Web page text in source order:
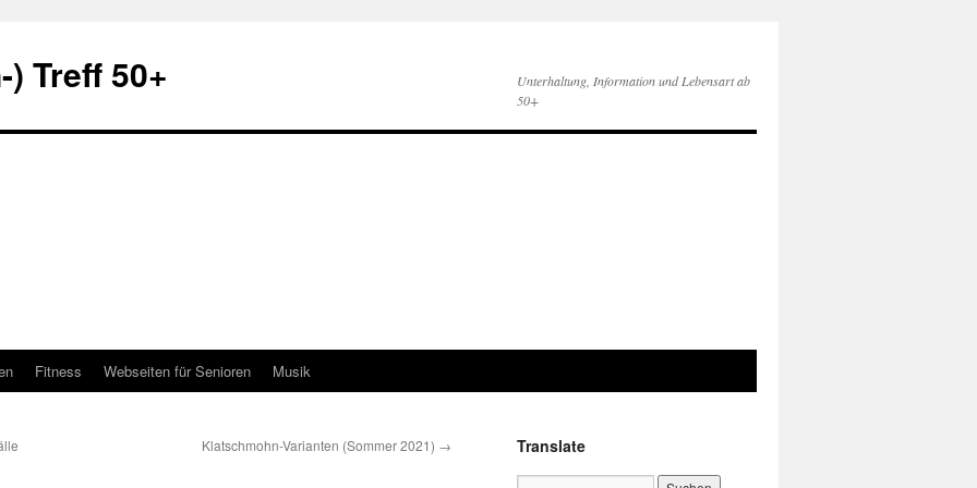
Treff 50+
Unterhaltung, Information und Lebensart ab
50+
Fitness Webseiten für Senioren Musik
Klatschmohn-Varianten (Sommer 2021) → Translate